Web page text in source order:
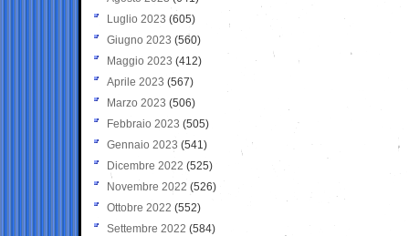
Luglio 2023 (605)
Giugno 2023 (560)
Maggio 2023 (412)
Aprile 2023 (567)
Marzo 2023 (506)
Febbraio 2023 (505)
Gennaio 2023 (541)
Dicembre 2022 (525)
Novembre 2022 (526)
Ottobre 2022 (552)
Settembre 2022 (584)